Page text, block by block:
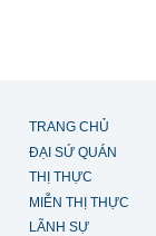
TRANG CHỦ
ĐẠI SỨ QUÁN
THỊ THỰC
MIỄN THỊ THỰC
LÃNH SỰ